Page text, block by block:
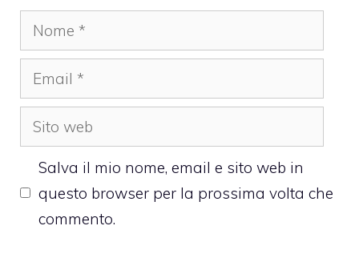
Nome
Email
Sito
web
Salva il mio nome, email e sito web in
questo browser per la prossima volta che
commento.